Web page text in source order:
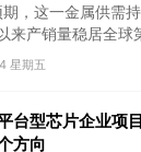
，这一金属供需
来产销量稳居全球
公司市占率有望进
星期五
台型芯片企业
方向